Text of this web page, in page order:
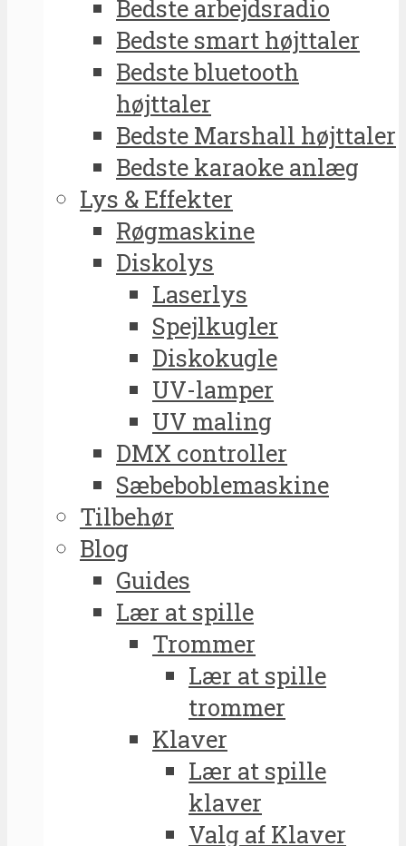
Bedste arbejdsradio
Bedste smart højttaler
Bedste bluetooth
højttaler
Bedste Marshall højttaler
Bedste karaoke anlæg
Lys & Effekter
Røgmaskine
Diskolys
Laserlys
Spejlkugler
Diskokugle
UV-lamper
UV maling
DMX controller
Sæbeboblemaskine
Tilbehør
Blog
Guides
Lær at spille
Trommer
Lær at spille
trommer
Klaver
Lær at spille
klaver
Valg af Klaver